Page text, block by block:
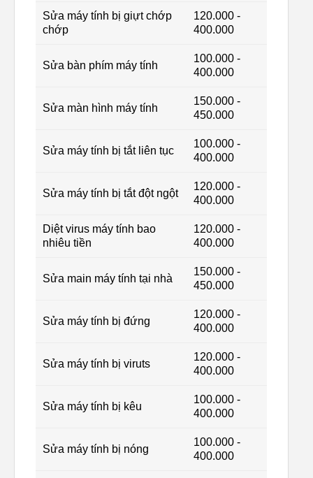
Sửa máy tính bị giựt chớp
chớp
120.000 -
400.000
Sửa bàn phím máy tính
100.000 -
400.000
Sửa màn hình máy tính
150.000 -
450.000
Sửa máy tính bị tắt liên tục
100.000 -
400.000
Sửa máy tính bị tắt đột ngột
120.000 -
400.000
Diệt virus máy tính bao
nhiêu tiền
120.000 -
400.000
Sửa main máy tính tại nhà
150.000 -
450.000
Sửa máy tính bị đứng
120.000 -
400.000
Sửa máy tính bị viruts
120.000 -
400.000
Sửa máy tính bị kêu
100.000 -
400.000
Sửa máy tính bị nóng
100.000 -
400.000